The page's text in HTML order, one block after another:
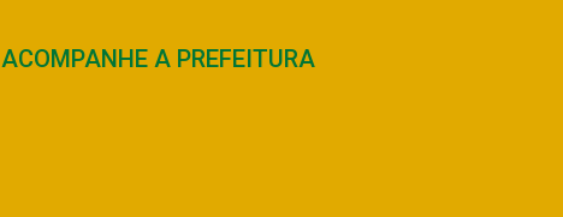
ACOMPANHE A PREFEITURA